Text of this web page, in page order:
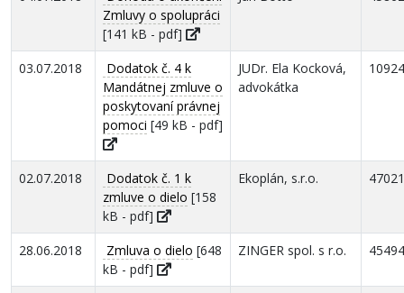
Zmluvy o spolupráci
[141 kB - pdf]
03.07.2018
Dodatok č. 4 k
Mandátnej zmluve o
poskytovaní právnej
pomoci [49 kB - pdf]
JUDr. Ela Kocková,
advokátka
02.07.2018
Dodatok č. 1 k
zmluve o dielo [158
kB - pdf]
Ekoplán, s.r.o.
28.06.2018 Zmluva o dielo [648
kB - pdf]
ZINGER spol. s r.o.